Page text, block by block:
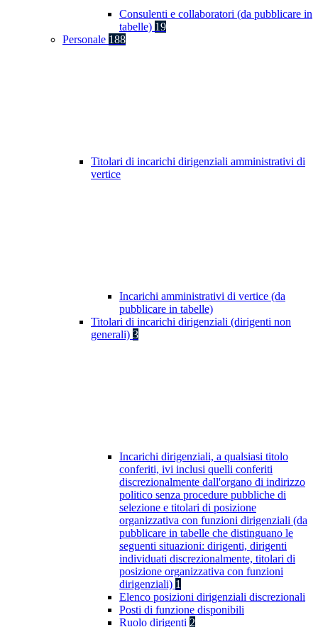
Consulenti e collaboratori (da pubblicare in
tabelle) 19
Personale 188
Titolari di incarichi dirigenziali amministrativi di
vertice
Incarichi amministrativi di vertice (da
pubblicare in tabelle)
Titolari di incarichi dirigenziali (dirigenti non
generali) 3
Incarichi dirigenziali, a qualsiasi titolo
conferiti, ivi inclusi quelli conferiti
discrezionalmente dall'organo di indirizzo
politico senza procedure pubbliche di
selezione e titolari di posizione
organizzativa con funzioni dirigenziali (da
pubblicare in tabelle che distinguano le
seguenti situazioni: dirigenti, dirigenti
individuati discrezionalmente, titolari di
posizione organizzativa con funzioni
dirigenziali) 1
Elenco posizioni dirigenziali discrezionali
Posti di funzione disponibili
Ruolo dirigenti 2